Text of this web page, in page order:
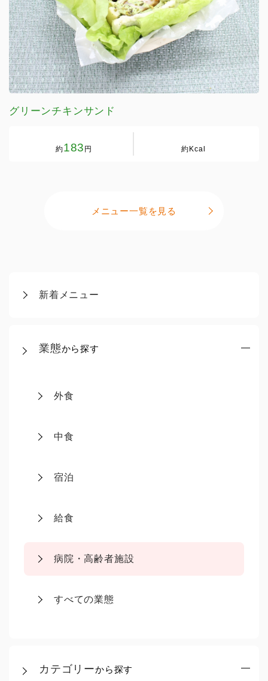
新着メニュー
業態から探す
外食
中食
宿泊
給食
病院・高齢者施設
すべての業態
カテゴリーから探す
グリーンチキンサンド
約183 円 約 Kcal
メニュー一覧を見る